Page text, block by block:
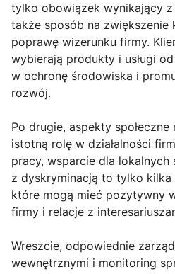
tylko obowiązek wynikający
także sposób na zwiększenie
poprawę wizerunku firmy.
wybierają produkty i usługi
w ochronę środowiska i
rozwój.
Po drugie, aspekty
istotną rolę w działalności
pracy, wsparcie dla lokalnych
z dyskryminacją to tylko kilka
które mogą mieć pozytywny
firmy i relacje z
Wreszcie, odpowiednie
wewnętrznymi i monitoring